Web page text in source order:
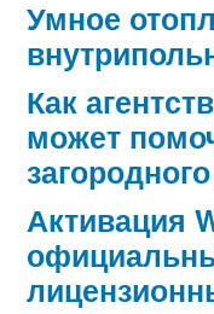
Умное
Как
может
Активация